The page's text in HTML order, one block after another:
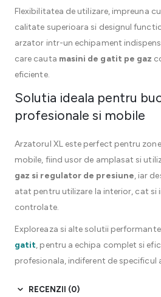
Flexibilitatea de utilizare, impreuna
calitate superioara si designul
arzator intr-un echipament
care cauta masini de gatit pe gaz
eficiente.
Solutia ideala pentru
profesionale si mobile
Arzatorul XL este perfect pentru
mobile, fiind usor de amplasat si
gaz si regulator de presiune, iar
atat pentru utilizare la interior, cat si
controlate.
Exploreaza si alte solutii
gatit, pentru a echipa complet si
profesionala, indiferent de specificul
RECENZII (0)